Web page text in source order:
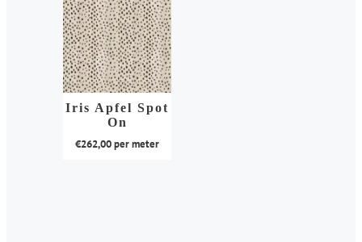
Iris Apfel Spot
On
€262,00per meter